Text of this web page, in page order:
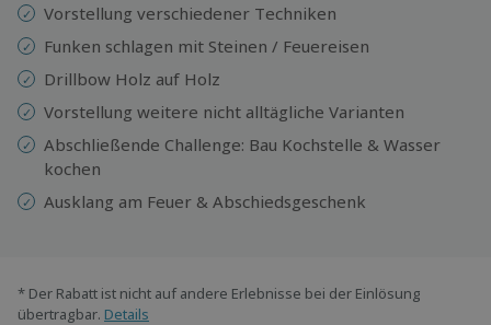
Vorstellung verschiedener Techniken
Funken schlagen mit Steinen / Feuereisen
Drillbow Holz auf Holz
Vorstellung weitere nicht alltägliche Varianten
Abschließende Challenge: Bau Kochstelle & Wasser
kochen
Ausklang am Feuer & Abschiedsgeschenk
* Der Rabatt ist nicht auf andere Erlebnisse bei der Einlösung
übertragbar. Details